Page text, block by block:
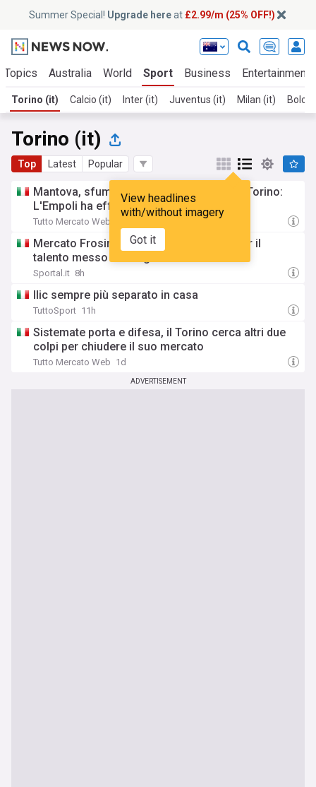
Summer Special! Upgrade hereat £2.99/m (25% OFF!)
Topics Australia World Sport Business Entertainment
Torino (it) Calcio (it) Inter (it) Juventus (it) Milan (it)
Torino (it)
Top Latest Popular
View headlines
with/without imagery
Got it
Mantova, sfuma il ritorno di Dembele dal Torino:
L'Empoli ha effettuato il sorpasso
Tutto Mercato Web
Mercato Frosinone, si guarda a Torino per il
talento messo ai margini
Sportal.it 8h
Ilic sempre più separato in casa
TuttoSport 11h
Sistemate porta e difesa, il Torino cerca altri due
colpi per chiudere il suo mercato
Tutto Mercato Web 1d
ADVERTISEMENT